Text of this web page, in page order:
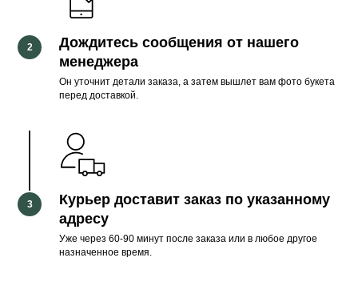
Дождитесь сообщения от нашего
менеджера
Он уточнит детали заказа, а затем вышлет вам фото букета
перед доставкой.
Курьер доставит заказ по указанному
адресу
Уже через 60-90 минут после заказа или в любое другое
назначенное время.